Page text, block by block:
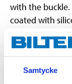
Samtycke
with the
coated with
waterproof.
clothes and